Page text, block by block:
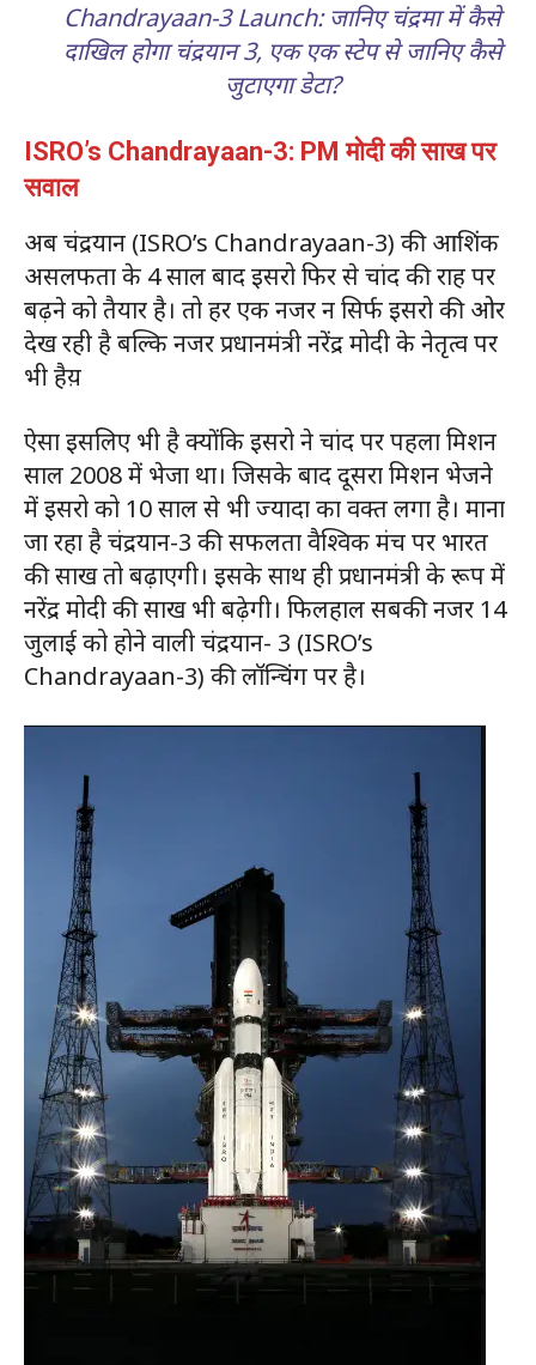
Chandrayaan-3 Launch: जानिए चंद्रमा में कैसे
दाखिल होगा चंद्रयान 3, एक एक स्टेप से जानिए कैसे
जुटाएगा डेटा?
ISRO’s Chandrayaan-3: PM मोदी की साख पर
सवाल
अब चंद्रयान (ISRO’s Chandrayaan-3) की आशिंक
असलफता के 4 साल बाद इसरो फिर से चांद की राह पर
बढ़ने को तैयार है। तो हर एक नजर न सिर्फ इसरो की ओर
देख रही है बल्कि नजर प्रधानमंत्री नरेंद्र मोदी के नेतृत्व पर
भी हैय़
ऐसा इसलिए भी है क्योंकि इसरो ने चांद पर पहला मिशन
साल 2008 में भेजा था। जिसके बाद दूसरा मिशन भेजने
में इसरो को 10 साल से भी ज्यादा का वक्त लगा है। माना
जा रहा है चंद्रयान-3 की सफलता वैश्विक मंच पर भारत
की साख तो बढ़ाएगी। इसके साथ ही प्रधानमंत्री के रूप में
नरेंद्र मोदी की साख भी बढ़ेगी। फिलहाल सबकी नजर 14
जुलाई को होने वाली चंद्रयान- 3 (ISRO’s
Chandrayaan-3) की लॉन्चिंग पर है।